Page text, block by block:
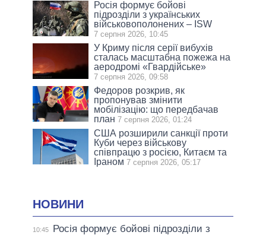
Росія формує бойові
підрозділи з українських
військовополонених – ISW
7 серпня 2026, 10:45
У Криму після серії вибухів
сталась масштабна пожежа на
аеродромі «Гвардійське»
7 серпня 2026, 09:58
Федоров розкрив, як
пропонував змінити
мобілізацію: що передбачав
план 7 серпня 2026, 01:24
США розширили санкції проти
Куби через військову
співпрацю з росією, Китаєм та
Іраном 7 серпня 2026, 05:17
НОВИНИ
10:45
Росія формує бойові підрозділи з